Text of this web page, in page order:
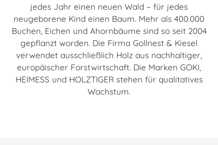
jedes Jahr einen neuen Wald – für jedes
neugeborene Kind einen Baum. Mehr als 400.000
Buchen, Eichen und Ahornbäume sind so seit 2004
gepflanzt worden. Die Firma Gollnest & Kiesel
verwendet ausschließlich Holz aus nachhaltiger,
europäischer Forstwirtschaft. Die Marken GOKI,
HEIMESS und HOLZTIGER stehen für qualitatives
Wachstum.